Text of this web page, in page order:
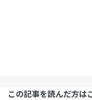
この記事を読んだ方は